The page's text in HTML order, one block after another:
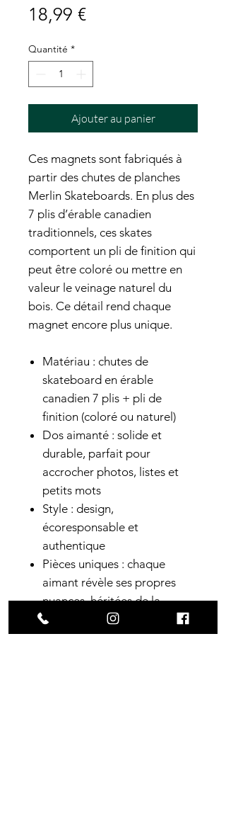
18,99 €Prix
Quantité *
Ajouter au panier
Ces magnets sont fabriqués à
partir des chutes de planches
Merlin Skateboards. En plus des
7 plis d’érable canadien
traditionnels, ces skates
comportent un pli de finition qui
peut être coloré ou mettre en
valeur le veinage naturel du
bois. Ce détail rend chaque
magnet encore plus unique.
Matériau : chutes de
skateboard en érable
canadien 7 plis + pli de
finition (coloré ou naturel)
Dos aimanté : solide et
durable, parfait pour
accrocher photos, listes et
petits mots
Style : design,
écoresponsable et
authentique
Pièces uniques : chaque
aimant révèle ses propres
nuances, héritées de la
planche dont il est issu